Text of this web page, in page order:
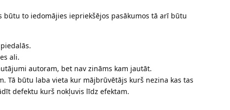
būtu to iedomājies iepriekšējos pasākumos tā arī būtu
ali.
autoram, bet nav zināms kam jautāt.
Tā būtu laba vieta kur mājbrūvētājs kurš nezina kas tas
defektu kurš nokļuvis līdz efektam.